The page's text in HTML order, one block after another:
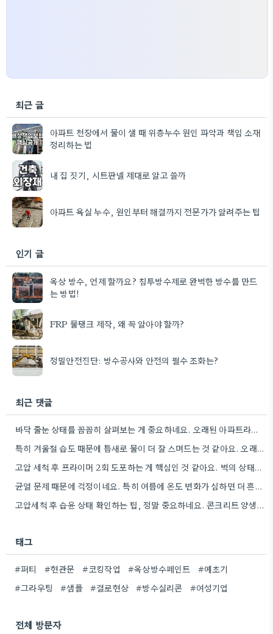
최근 글
아파트 천장에서 물이 샐 때 위층누수 원인 파악과 책임 소재
정리하는 법
내 집 짓기, 시트판넬 제대로 알고 쓸까
아파트 욕실 누수, 원인부터 해결까지 전문가가 알려주는 팁
인기 글
옥상 방수, 언제 할까요? 침투방수제로 완벽한 방수를 만드
는 방법!
FRP 물탱크 제작, 왜 꼭 알아야 할까?
정밀안전진단: 방수공사와 안전의 필수 조화는?
최근 댓글
바닥 줄눈 상태를 꼼꼼히 살펴보는 게 중요하네요. 오래된 아파트라면 줄눈부터 망가지기 쉬울 것 같아요.
특히 겨울철 습도 때문에 틈새로 물이 더 잘 스며드는 것 같아요. 오래된 건물일수록 이런 부분에…
고압 세척 후 프라이머 2회 도포하는 게 핵심인 것 같아요. 벽의 상태에 따라 흡수율이 달라지니까,…
균열 문제 때문에 걱정이네요. 특히 여름에 온도 변화가 심하면 더 흔할 텐데, 시공 전에 충분한…
고압세척 후 습윤 상태 확인하는 팁, 정말 중요하네요. 콘크리트 양생 기간도 꼼꼼히 확인해야 하는 것…
태그
#퍼티 #현관문 #코킹작업 #옥상방수페인트
#예초기
#그라우팅
#샘플 #결로현상 #방수실리콘 #여성기업
전체 방문자